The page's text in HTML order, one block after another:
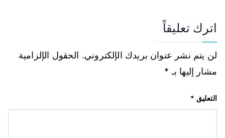
اترك تعليقاً
لن يتم نشر عنوان بريدك الإلكتروني. الحقول الإلزامية
مشار إليها بـ *
التعليق *